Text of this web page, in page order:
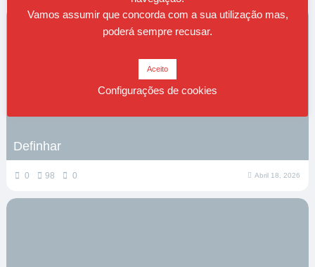
Definhar
0 98 0 Abril 18, 2026
Vamos assumir que concorda com a sua utilização mas,
poderá sempre recusar.
Aceito
Configurações de cookies